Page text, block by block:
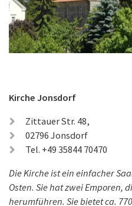
Kirche Jonsdorf
Zittauer Str. 48,
02796 Jonsdorf
Tel. +49 35844 70470
Die Kirche ist ein einfacher
Osten. Sie hat zwei Emporen,
herumführen. Sie bietet ca.